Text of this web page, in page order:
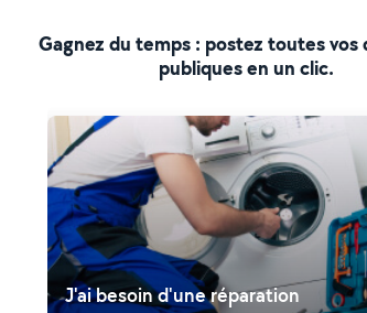
Gagnez du temps : postez toutes vos
publiques en un clic.
J'ai besoin d'une réparation